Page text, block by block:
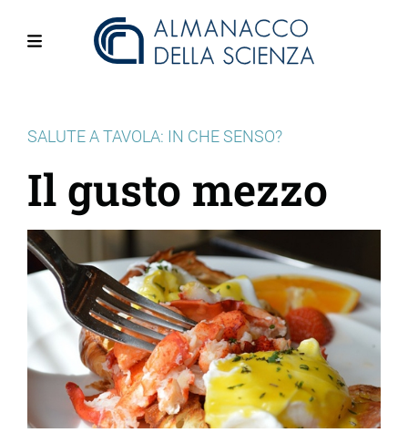
SALUTE A TAVOLA: IN CHE SENSO?
Il gusto mezzo